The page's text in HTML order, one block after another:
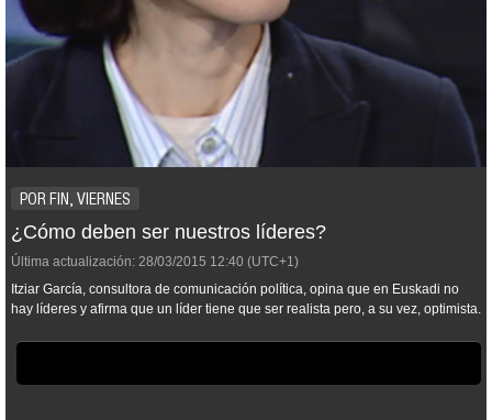
POR FIN, VIERNES
¿Cómo deben ser nuestros líderes?
Última actualización: 28/03/2015 12:40 (UTC+1)
Itziar García, consultora de comunicación política, opina que en Euskadi no
hay líderes y afirma que un líder tiene que ser realista pero, a su vez, optimista.